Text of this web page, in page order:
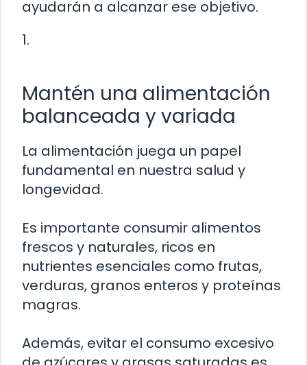
ayudarán a alcanzar ese objetivo.
1.
Mantén una alimentación
balanceada y variada
La alimentación juega un papel
fundamental en nuestra salud y
longevidad.
Es importante consumir alimentos
frescos y naturales, ricos en
nutrientes esenciales como frutas,
verduras, granos enteros y proteínas
magras.
Además, evitar el consumo excesivo